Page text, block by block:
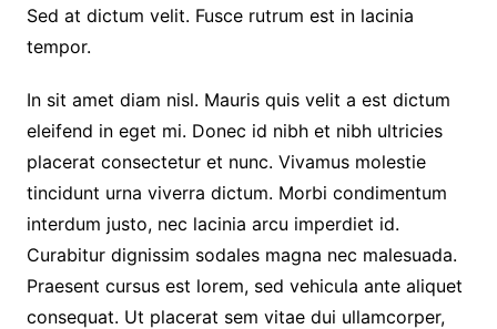
Sed at dictum velit. Fusce rutrum est in lacinia
tempor.
In sit amet diam nisl. Mauris quis velit a est dictum
eleifend in eget mi. Donec id nibh et nibh ultricies
placerat consectetur et nunc. Vivamus molestie
tincidunt urna viverra dictum. Morbi condimentum
interdum justo, nec lacinia arcu imperdiet id.
Curabitur dignissim sodales magna nec malesuada.
Praesent cursus est lorem, sed vehicula ante aliquet
consequat. Ut placerat sem vitae dui ullamcorper,